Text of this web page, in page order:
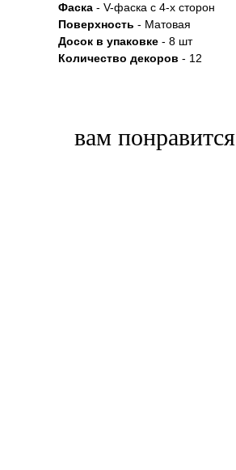
Фаска - V-фаска с 4-х сторон
Поверхность - Матовая
Досок в упаковке - 8 шт
Количество декоров - 12
вам понравится